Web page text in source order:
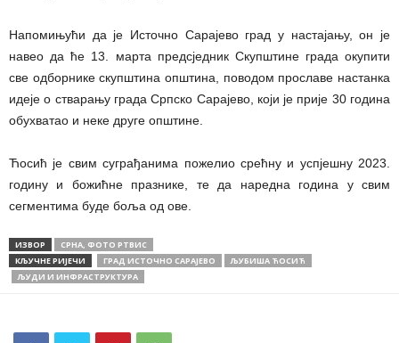
Напомињући да је Источно Сарајево град у настајању, он је
навео да ће 13. марта предсједник Скупштине града окупити
све одборнике скупштина општина, поводом прославе настанка
идеје о стварању града Српско Сарајево, који је прије 30 година
обухватао и неке друге општине.
Ћосић је свим суграђанима пожелио срећну и успјешну 2023.
годину и божићне празнике, те да наредна година у свим
сегментима буде боља од ове.
ИЗВОР
СРНА, ФОТО РТВИС
КЉУЧНЕ РИЈЕЧИ
ГРАД ИСТОЧНО САРАЈЕВО
ЉУБИША ЋОСИЋ
ЉУДИ И ИНФРАСТРУКТУРА